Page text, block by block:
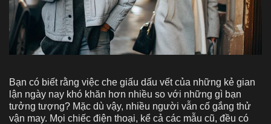
Bạn có biết rằng việc che giấu dấu vết của những kẻ gian
lận ngày nay khó khăn hơn nhiều so với những gì bạn
tưởng tượng? Mặc dù vậy, nhiều người vẫn cố gắng thử
vận may. Mọi chiếc điện thoại, kể cả các mẫu cũ, đều có